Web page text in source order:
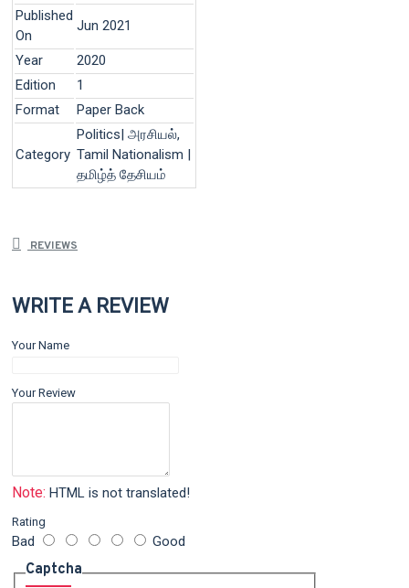
Published
On
Jun 2021
Year
2020
Edition
1
Format
Paper Back
Category
Politics| அரசியல்,
Tamil Nationalism |
தமிழ்த் தேசியம்
REVIEWS
WRITE A REVIEW
Your Name
Your Review
Note: HTML is not translated!
Rating
Bad Good
Captcha